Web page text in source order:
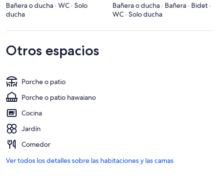
Bañera o ducha · WC · Solo
ducha
Bañera o ducha · Bañera · Bidet ·
WC · Solo ducha
Otros espacios
Porche o patio
Porche o patio hawaiano
Cocina
Jardín
Comedor
Ver todos los detalles sobre las habitaciones y las camas